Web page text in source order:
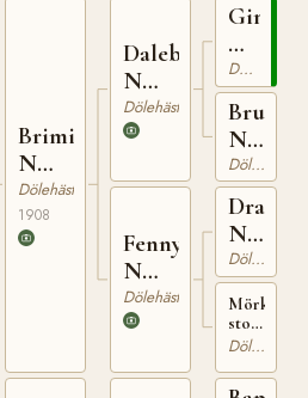
Brimin
N
825
Dölehäst
1908
Dalebu
N
653
Dölehäst
Fenny
N
3241
Dölehäst
Gimle
N
425
Dölehäst
Bruna
N
384
Dölehäst
N
613Dölehäst
Mörkbrunt
sto
född
Ole
Dölehäst